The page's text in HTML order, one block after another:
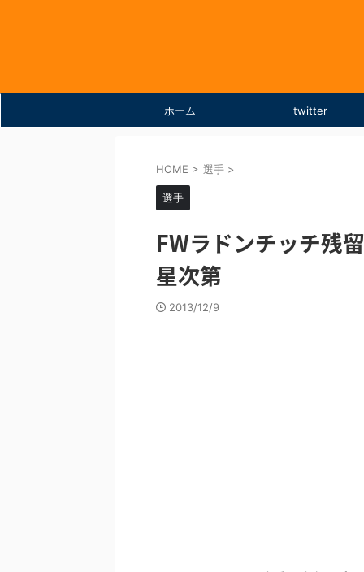
ホーム twitter
HOME > 選手 >
選手
FWラドンチッチ残
星次第
2013/12/9